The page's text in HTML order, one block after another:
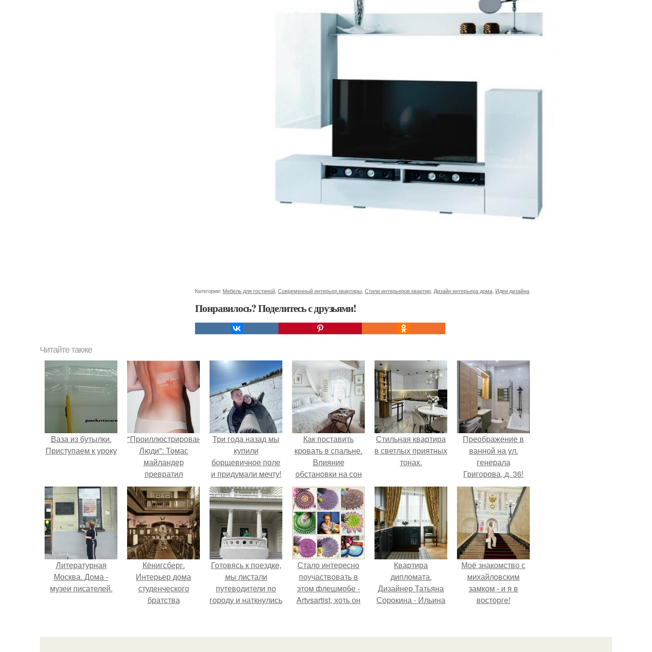
Категории: Мебель для гостиной, Современный интерьер квартиры, Стили интерьеров квартир, Дизайн интерьера дома, Идеи дизайна
Понравилось? Поделитесь с друзьями!
Читайте также
Ваза из бутылки.
Приступаем к уроку
"Проиллюстрированные
Люди": Томас
майландер
превратил
солнечные ожоги в
арт - объект.
Три года назад мы
купили
борщевичное поле
и придумали мечту!
Как поставить
кровать в спальне.
Влияние
обстановки на сон
Стильная квартира
в светлых приятных
тонах.
Преображение в
ванной на ул.
генерала
Григорова, д. 36!
Литературная
Москва. Дома -
музеи писателей.
Кёнигсберг.
Интерьер дома
студенческого
братства
Готовясь к поездке,
мы листали
путеводители по
городу и наткнулись
Стало интересно
поучаствовать в
этом флешмобе -
Artvsartist, хоть он
больше про
Квартира
дипломата.
Дизайнер Татьяна
Сорокина - Ильина
интерьер для
Моё знакомство с
михайловским
замком - и я в
восторге!